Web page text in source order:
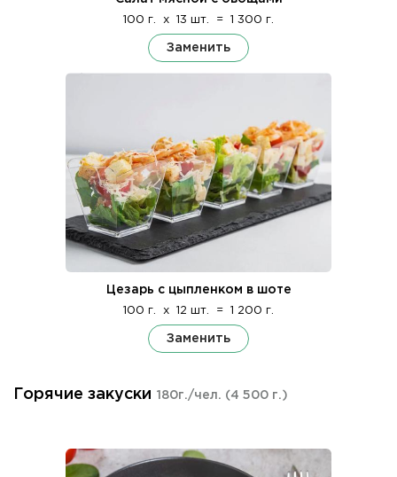
100 г. x 13 шт. = 1 300 г.
Заменить
Цезарь с цыпленком в шоте
100 г. x 12 шт. = 1 200 г.
Заменить
Горячие закуски 180г./чел. (4 500 г.)